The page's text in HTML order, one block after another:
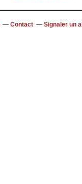
Contact Signaler un